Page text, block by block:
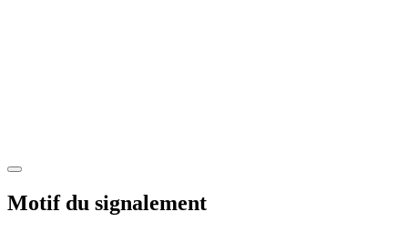
Motif du signalement